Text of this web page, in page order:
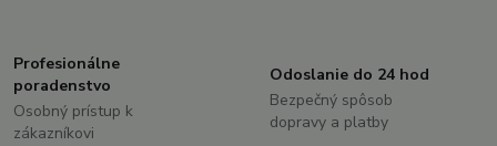
Profesionálne
poradenstvo
Osobný prístup k
zákazníkovi
Odoslanie do 24 hod
Bezpečný spôsob
dopravy a platby